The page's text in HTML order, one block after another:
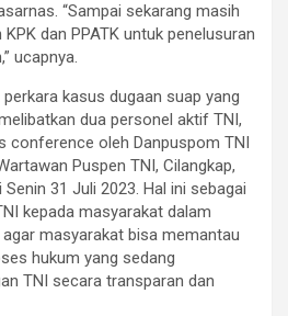
“Sampai sekarang masih
dan PPATK untuk penelusuran
ucapnya.
kasus dugaan suap yang
dua personel aktif TNI,
conference oleh Danpuspom TNI
Puspen TNI, Cilangkap,
31 Juli 2023. Hal ini sebagai
kepada masyarakat dalam
masyarakat bisa memantau
hukum yang sedang
TNI secara transparan dan